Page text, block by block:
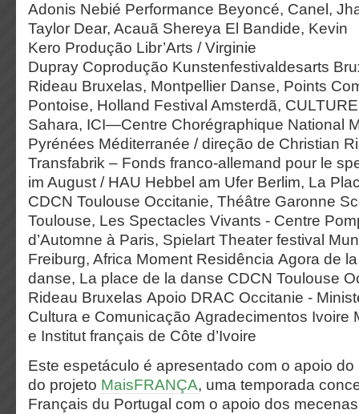
Adonis Nebié Performance Beyoncé, Canel,
Taylor Dear, Acauã Shereya El Bandide, Kevin
Kero Produção Libr’Arts / Virginie
Dupray Coprodução Kunstenfestivaldesarts
Rideau Bruxelas, Montpellier Danse, Points
Pontoise, Holland Festival Amsterdã,
Sahara, ICI—Centre Chorégraphique National
Pyrénées Méditerranée / direção de Christian
Transfabrik – Fonds franco-allemand pour le
im August / HAU Hebbel am Ufer Berlim, La
CDCN Toulouse Occitanie, Théâtre Garonne
Toulouse, Les Spectacles Vivants - Centre
d’Automne à Paris, Spielart Theater festival
Freiburg, Africa Moment Residência Agora de
danse, La place de la danse CDCN Toulouse
Rideau Bruxelas Apoio DRAC Occitanie -
Cultura e Comunicação Agradecimentos Ivoire
e Institut français de Côte d’Ivoire
Este espetáculo é apresentado com o apoio do
do projeto MaisFRANÇA, uma temporada
Français du Portugal com o apoio dos